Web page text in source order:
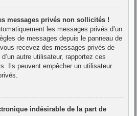
messages privés non sollicités !
les messages privés d’un
de messages depuis le panneau de
recevez des messages privés de
autre utilisateur, rapportez ces
Ils peuvent empêcher un utilisateur
indésirable de la part de